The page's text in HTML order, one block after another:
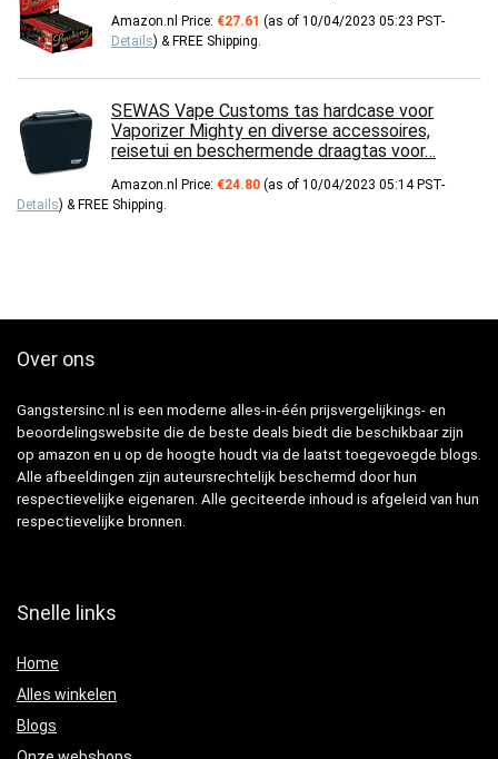
Amazon.nl Price: €27.61 (as of 10/04/2023 05:23 PST-
Details) & FREE Shipping.
SEWAS Vape Customs tas hardcase voor
Vaporizer Mighty en diverse accessoires,
reisetui en beschermende draagtas voor…
Amazon.nl Price: €24.80 (as of 10/04/2023 05:14 PST-
Details) & FREE Shipping.
Over ons
Gangstersinc.nl is een moderne alles-in-één prijsvergelijkings- en
beoordelingswebsite die de beste deals biedt die beschikbaar zijn
op amazon en u op de hoogte houdt via de laatst toegevoegde blogs.
Alle afbeeldingen zijn auteursrechtelijk beschermd door hun
respectievelijke eigenaren. Alle geciteerde inhoud is afgeleid van hun
respectievelijke bronnen.
Snelle links
Home
Alles winkelen
Blogs